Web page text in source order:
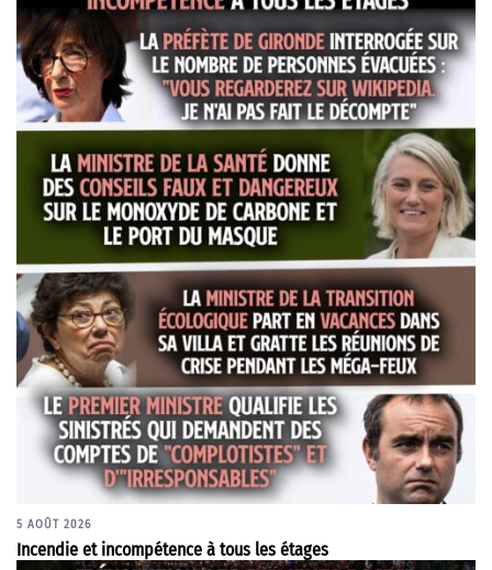
5 AOÛT 2026
Incendie et incompétence à tous les étages